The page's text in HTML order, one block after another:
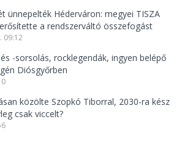
ünnepelték Héderváron: megyei TISZA
a rendszerváltó összefogást
09:12
-sorsolás, rocklegendák, ingyen belépő
Diósgyőrben
közölte Szopkó Tiborral, 2030-ra kész
csak viccelt?